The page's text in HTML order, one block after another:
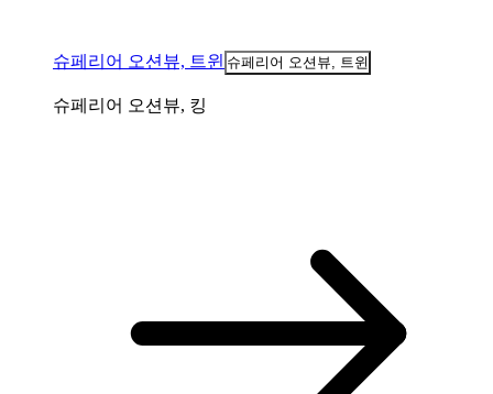
슈페리어 오션뷰, 트윈 슈페리어 오션뷰, 트윈
슈페리어 오션뷰, 킹